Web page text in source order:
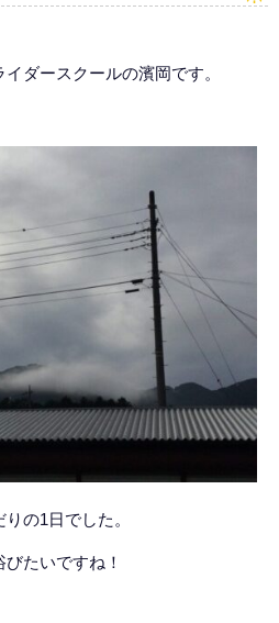
ダースクールの濱岡です。
の1日でした。
たいですね！